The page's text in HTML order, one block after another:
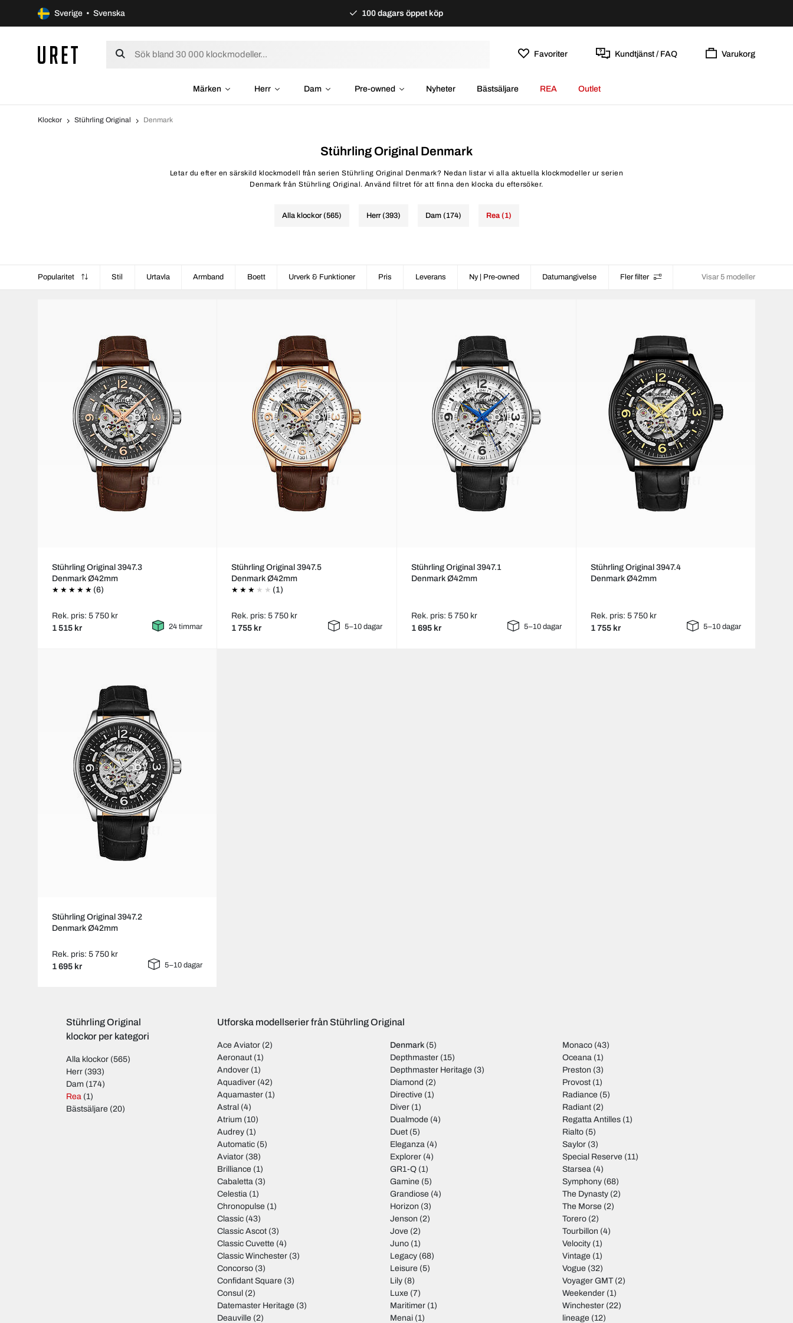
Sverige • Svenska 100 dagars öppet köp
Favoriter Kundtjänst / FAQ Varukorg
Märken Herr Dam Pre-owned Nyheter Bästsäljare REA Outlet
Klockor Stührling Original Denmark
Stührling Original Denmark
Letar du efter en särskild klockmodell från serien Stührling Original Denmark? Nedan listar vi alla aktuella klockmodeller ur serien
Denmark från Stührling Original. Använd filtret för att finna den klocka du eftersöker.
Alla klockor (565) Herr (393) Dam (174) Rea (1)
Popularitet Stil Urtavla Armband Boett Urverk & Funktioner Pris Leverans Ny | Pre-owned Datumangivelse Fler filter Visar 5 modeller
Stührling Original 3947.3
Denmark Ø42mm
(6)
Rek. pris: 5 750 kr
1 515 kr 24 timmar
Stührling Original 3947.5
Denmark Ø42mm
(1)
Rek. pris: 5 750 kr
1 755 kr 5–10 dagar
Stührling Original 3947.1
Denmark Ø42mm
Rek. pris: 5 750 kr
1 695 kr 5–10 dagar
Stührling Original 3947.4
Denmark Ø42mm
Rek. pris: 5 750 kr
1 755 kr 5–10 dagar
Stührling Original 3947.2
Denmark Ø42mm
Rek. pris: 5 750 kr
1 695 kr 5–10 dagar
Stührling Original
klockor per kategori
Alla klockor (565)
Herr (393)
Dam (174)
Rea (1)
Bästsäljare (20)
Utforska modellserier från Stührling Original
Ace Aviator (2)
Aeronaut (1)
Andover (1)
Aquadiver (42)
Aquamaster (1)
Astral (4)
Atrium (10)
Audrey (1)
Automatic (5)
Aviator (38)
Brilliance (1)
Cabaletta (3)
Celestia (1)
Chronopulse (1)
Classic (43)
Classic Ascot (3)
Classic Cuvette (4)
Classic Winchester (3)
Concorso (3)
Confidant Square (3)
Consul (2)
Datemaster Heritage (3)
Deauville (2)
Denmark(5)
Depthmaster(15)
Depthmaster Heritage (3)
Diamond (2)
Directive (1)
Diver(1)
Dualmode (4)
Duet(5)
Eleganza(4)
Explorer(4)
GR1-Q(1)
Gamine (5)
Grandiose (4)
Horizon (3)
Jenson (2)
Jove (2)
Juno(1)
Legacy(68)
Leisure (5)
Lily(8)
Luxe (7)
Maritimer(1)
Menai(1)
Monaco (43)
Oceana (1)
Preston (3)
Provost (1)
Radiance (5)
Radiant (2)
Regatta Antilles (1)
Rialto (5)
Saylor (3)
Special Reserve (11)
Starsea (4)
Symphony (68)
The Dynasty (2)
The Morse (2)
Torero (2)
Tourbillon (4)
Velocity (1)
Vintage (1)
Vogue (32)
Voyager GMT(2)
Weekender (1)
Winchester (22)
lineage (12)